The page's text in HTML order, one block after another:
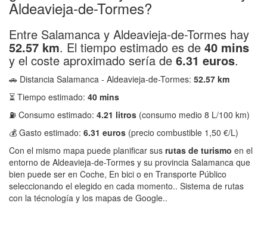
Aldeavieja-de-Tormes?
Entre Salamanca y Aldeavieja-de-Tormes hay
52.57 km. El tiempo estimado es de 40 mins
y el coste aproximado sería de 6.31 euros.
🚗 Distancia Salamanca - Aldeavieja-de-Tormes: 52.57 km
⏳ Tiempo estimado: 40 mins
⛽ Consumo estimado: 4.21 litros (consumo medio 8 L/100 km)
💰 Gasto estimado: 6.31 euros (precio combustible 1,50 €/L)
Con el mismo mapa puede planificar sus rutas de turismo en el
entorno de Aldeavieja-de-Tormes y su provincia Salamanca que
bien puede ser en Coche, En bici o en Transporte Público
seleccionando el elegido en cada momento.. Sistema de rutas
con la técnología y los mapas de Google..